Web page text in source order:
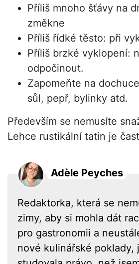
Příliš mnoho šťávy na
změkne
Příliš řídké těsto: při
Příliš brzké vyklopení:
odpočinout.
Zapomeňte na
sůl, pepř, bylinky atd.
Především se nemusíte
Lehce rustikální tatin je
Adèle Peyches
Redaktorka, která se
zimy, aby si mohla dát
pro gastronomii a
nové kulinářské poklady,